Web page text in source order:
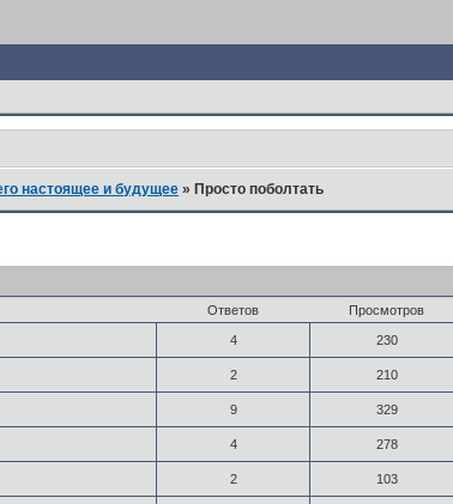
настоящее и будущее »Просто поболтать
Ответов Просмотров
4 230
2 210
9 329
4 278
2 103